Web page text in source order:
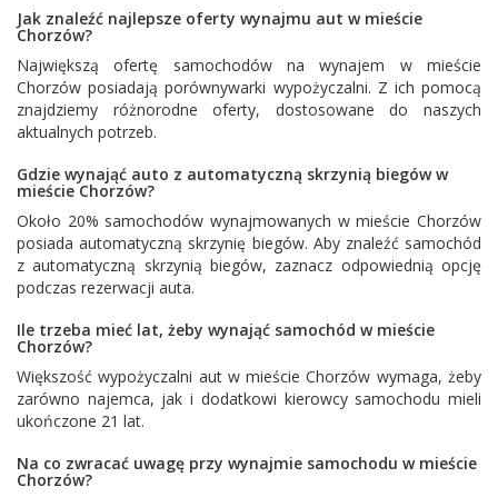
Jak znaleźć najlepsze oferty wynajmu aut w mieście
Chorzów?
Największą ofertę samochodów na wynajem w mieście
Chorzów posiadają porównywarki wypożyczalni. Z ich pomocą
znajdziemy różnorodne oferty, dostosowane do naszych
aktualnych potrzeb.
Gdzie wynająć auto z automatyczną skrzynią biegów w
mieście Chorzów?
Około 20% samochodów wynajmowanych w mieście Chorzów
posiada automatyczną skrzynię biegów. Aby znaleźć samochód
z automatyczną skrzynią biegów, zaznacz odpowiednią opcję
podczas rezerwacji auta.
Ile trzeba mieć lat, żeby wynająć samochód w mieście
Chorzów?
Większość wypożyczalni aut w mieście Chorzów wymaga, żeby
zarówno najemca, jak i dodatkowi kierowcy samochodu mieli
ukończone 21 lat.
Na co zwracać uwagę przy wynajmie samochodu w mieście
Chorzów?